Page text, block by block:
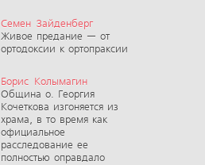
Семен Зайденберг
Живое предание — от
ортодоксии к ортопраксии
Борис Колымагин
Община о. Георгия
Кочеткова изгоняется из
храма, в то время как
официальное
расследование ее
полностью оправдало